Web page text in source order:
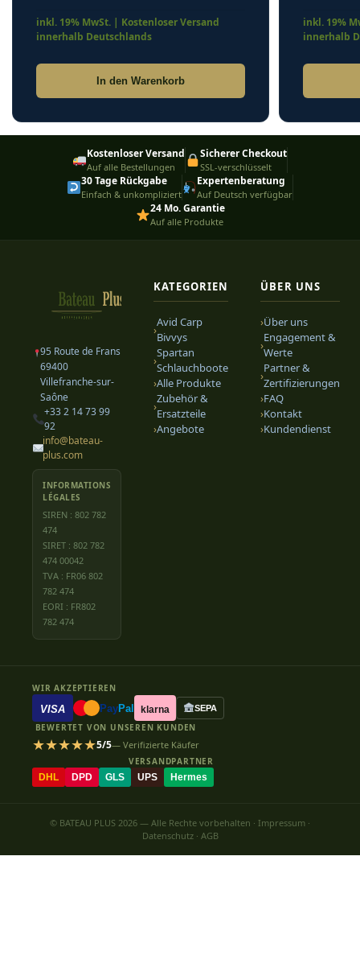
In den Warenkorb
Kostenloser Versand
Auf alle Bestellungen
Sicherer Checkout
SSL-verschlüsselt
30 Tage Rückgabe
Einfach & unkompliziert
Expertenberatung
Auf Deutsch verfügbar
24 Mo. Garantie
Auf alle Produkte
95 Route de Frans
69400
Villefranche-sur-
Saône
+33 2 14 73 99
92
info@bateau-
plus.com
INFORMATIONS
LÉGALES
SIREN : 802 782
474
SIRET : 802 782
474 00042
TVA : FR06 802
782 474
EORI : FR802
782 474
KATEGORIEN
›
Avid Carp
Bivvys
›
Spartan
Schlauchboote
›Alle Produkte
›
Zubehör &
Ersatzteile
›Angebote
ÜBER UNS
›Über uns
›
Engagement &
Werte
›
Partner &
Zertifizierungen
›FAQ
›Kontakt
›Kundendienst
WIR AKZEPTIEREN
VISA PayPal klarna SEPA
BEWERTET VON UNSEREN KUNDEN
★★★★★5/5— Verifizierte Käufer
VERSANDPARTNER
DHL
DPD GLS UPS Hermes
© BATEAU PLUS 2026 — Alle Rechte vorbehalten · Impressum ·
Datenschutz· AGB